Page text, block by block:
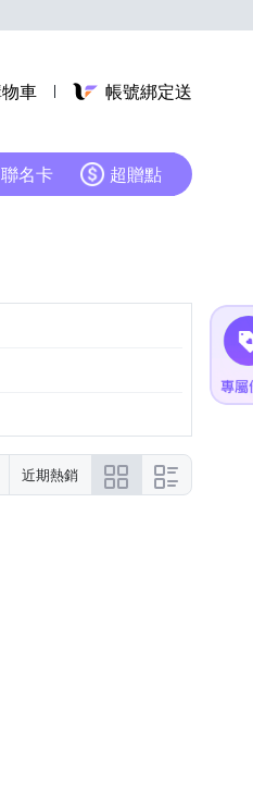
車 帳號綁定送
名卡 超贈點
近期熱銷